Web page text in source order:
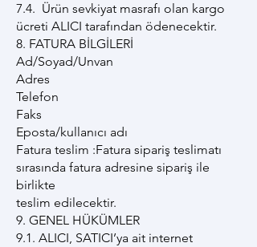
7.4. Ürün sevkiyat masrafı olan kargo
ücreti ALICI tarafından ödenecektir.
8. FATURA BİLGİLERİ
Ad/Soyad/Unvan
Adres
Telefon
Faks
Eposta/kullanıcı adı
Fatura teslim :Fatura sipariş teslimatı
sırasında fatura adresine sipariş ile
birlikte
teslim edilecektir.
9. GENEL HÜKÜMLER
9.1. ALICI, SATICI’ya ait internet